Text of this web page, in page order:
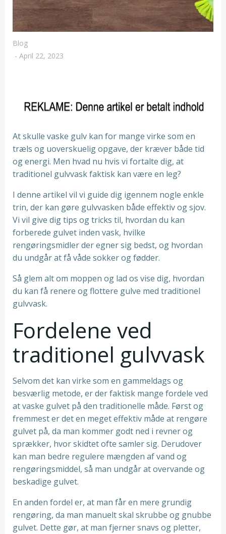
Blog
- April 22, 2023
At skulle vaske gulv kan for mange virke som en
træls og uoverskuelig opgave, der kræver både tid
og energi. Men hvad nu hvis vi fortalte dig, at
traditionel gulvvask faktisk kan være en leg?
I denne artikel vil vi guide dig igennem nogle enkle
trin, der kan gøre gulvvasken både effektiv og sjov.
Vi vil give dig tips og tricks til, hvordan du kan
forberede gulvet inden vask, hvilke
rengøringsmidler der egner sig bedst, og hvordan
du undgår at få våde sokker og fødder.
Så glem alt om moppen og lad os vise dig, hvordan
du kan få renere og flottere gulve med traditionel
gulvvask.
Fordelene ved
traditionel gulvvask
Selvom det kan virke som en gammeldags og
besværlig metode, er der faktisk mange fordele ved
at vaske gulvet på den traditionelle måde. Først og
fremmest er det en meget effektiv måde at rengøre
gulvet på, da man kommer godt ned i revner og
sprækker, hvor skidtet ofte samler sig. Derudover
kan man bedre regulere mængden af vand og
rengøringsmiddel, så man undgår at overvande og
beskadige gulvet.
En anden fordel er, at man får en mere grundig
rengøring, da man manuelt skal skrubbe og gnubbe
gulvet. Dette gør, at man fjerner snavs og pletter,